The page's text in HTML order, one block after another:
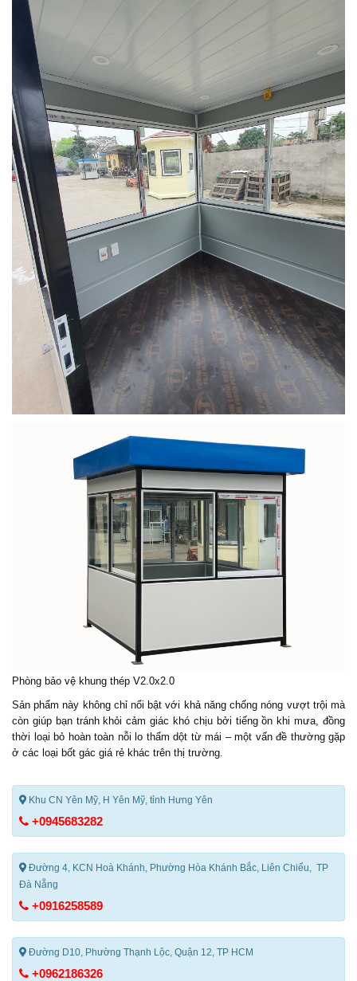
Phòng bảo vệ khung thép V2.0x2.0
Sản phẩm này không chỉ nổi bật với khả năng chống nóng vượt trội mà
còn giúp bạn tránh khỏi cảm giác khó chịu bởi tiếng ồn khi mưa, đồng
thời loại bỏ hoàn toàn nỗi lo thấm dột từ mái – một vấn đề thường gặp
ở các loại bốt gác giá rẻ khác trên thị trường.
Khu CN Yên Mỹ, H Yên Mỹ, tỉnh Hưng Yên
+0945683282
Đường 4, KCN Hoà Khánh, Phường Hòa Khánh Bắc, Liên Chiểu, TP
Đà Nẵng
+0916258589
Đường D10, Phường Thạnh Lộc, Quận 12, TP HCM
+0962186326